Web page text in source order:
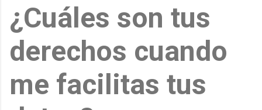
¿Cuáles son tus
derechos cuando
me facilitas tus